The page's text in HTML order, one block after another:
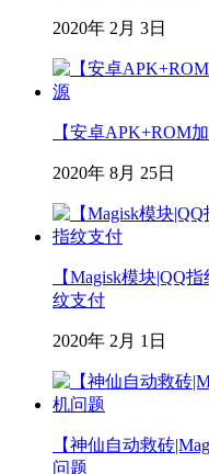
2020年 2月 3日
【安卓APK+ROM
2020年 8月 25日
【Magisk模块|QQ
纹支付
2020年 2月 1日
【神仙自动救砖
问题